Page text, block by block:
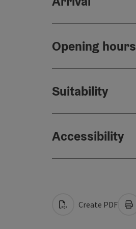
Opening hours
Suitability
Accessibility
Create PDF